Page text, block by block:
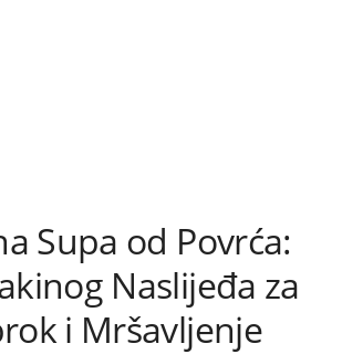
Supa od Povrća:
Naslijeđa za
i Mršavljenje